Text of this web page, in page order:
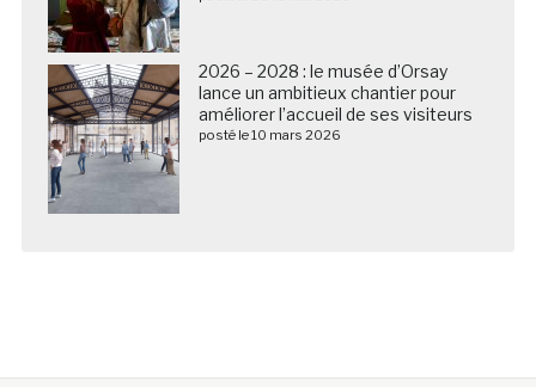
2026 – 2028 : le musée d’Orsay
lance un ambitieux chantier pour
améliorer l’accueil de ses visiteurs
posté le 10 mars 2026